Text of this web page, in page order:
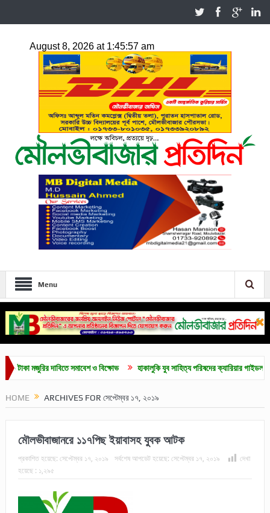
Menu
মজুরির দাবিতে সমাবেশ ও বিক্ষোভ হাকালুকি যুব সাহিত্য পরিষদের ক্যারিয়ার গাইডলাইন ও
HOME ARCHIVES FOR সেপ্টেম্বর ১৭, ২০১৯
মৌলভীবাজানরে ১১৭পিছ ইয়াবাসহ যুবক আটক
প্রকাশিত হয়েছে: সেপ্টেম্বর ১৭, ২০১৯ সর্বশেষ আপডেট হয়েছে: সেপ্টেম্বর ১৭, ২০১৯
দেখা
হয়েছে : ১,২৯৫